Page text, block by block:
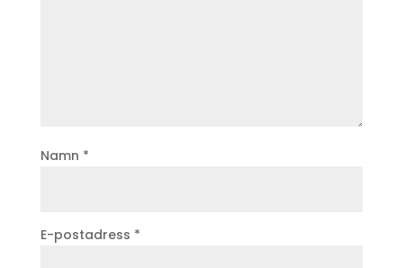
Namn *
E-postadress *